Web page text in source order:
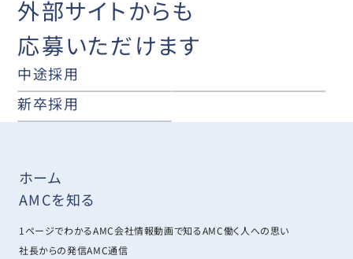
外部サイトからも
応募いただけます
中途採用
新卒採用
ホーム
AMCを知る
1ページでわかるAMC会社情報動画で知るAMC働く人への思い
社長からの発信AMC通信